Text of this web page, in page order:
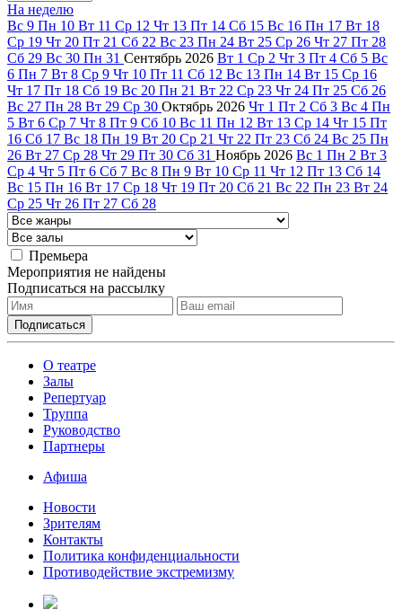
На неделю
Вс 9 Пн 10 Вт 11 Ср 12 Чт 13 Пт 14 Сб 15 Вс 16 Пн 17 Вт 18
Ср 19 Чт 20 Пт 21 Сб 22 Вс 23 Пн 24 Вт 25 Ср 26 Чт 27 Пт 28
Сб 29 Вс 30 Пн 31 Сентябрь 2026 Вт 1 Ср 2 Чт 3 Пт 4 Сб 5 Вс
6 Пн 7 Вт 8 Ср 9 Чт 10 Пт 11 Сб 12 Вс 13 Пн 14 Вт 15 Ср 16
Чт 17 Пт 18 Сб 19 Вс 20 Пн 21 Вт 22 Ср 23 Чт 24 Пт 25 Сб 26
Вс 27 Пн 28 Вт 29 Ср 30 Октябрь 2026 Чт 1 Пт 2 Сб 3 Вс 4 Пн
5 Вт 6 Ср 7 Чт 8 Пт 9 Сб 10 Вс 11 Пн 12 Вт 13 Ср 14 Чт 15 Пт
16 Сб 17 Вс 18 Пн 19 Вт 20 Ср 21 Чт 22 Пт 23 Сб 24 Вс 25 Пн
26 Вт 27 Ср 28 Чт 29 Пт 30 Сб 31 Ноябрь 2026 Вс 1 Пн 2 Вт 3
Ср 4 Чт 5 Пт 6 Сб 7 Вс 8 Пн 9 Вт 10 Ср 11 Чт 12 Пт 13 Сб 14
Вс 15 Пн 16 Вт 17 Ср 18 Чт 19 Пт 20 Сб 21 Вс 22 Пн 23 Вт 24
Ср 25 Чт 26 Пт 27 Сб 28
Премьера
Мероприятия не найдены
Подписаться на рассылку
О театре
Залы
Репертуар
Труппа
Руководство
Партнеры
Афиша
Новости
Зрителям
Контакты
Политика конфиденциальности
Противодействие экстремизму